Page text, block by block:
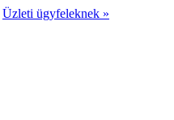
Üzleti ügyfeleknek »